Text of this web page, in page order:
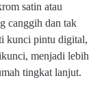
satin atau
canggih dan tak
kunci pintu digital,
menjadi lebih
tingkat lanjut.